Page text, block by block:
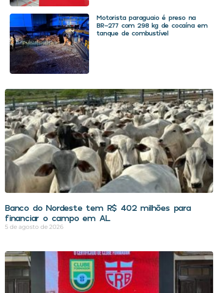
Motorista paraguaio é preso na
BR-277 com 298 kg de cocaína em
tanque de combustível
Banco do Nordeste tem R$ 402 milhões para
financiar o campo em AL
5 de agosto de 2026